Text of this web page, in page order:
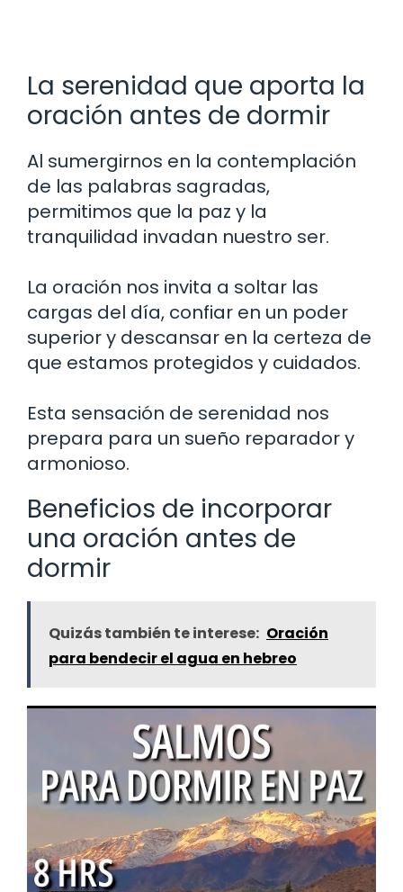
La serenidad que aporta la
oración antes de dormir
Al sumergirnos en la contemplación
de las palabras sagradas,
permitimos que la paz y la
tranquilidad invadan nuestro ser.
La oración nos invita a soltar las
cargas del día, confiar en un poder
superior y descansar en la certeza de
que estamos protegidos y cuidados.
Esta sensación de serenidad nos
prepara para un sueño reparador y
armonioso.
Beneficios de incorporar
una oración antes de
dormir
Quizás también te interese: Oración
para bendecir el agua en hebreo